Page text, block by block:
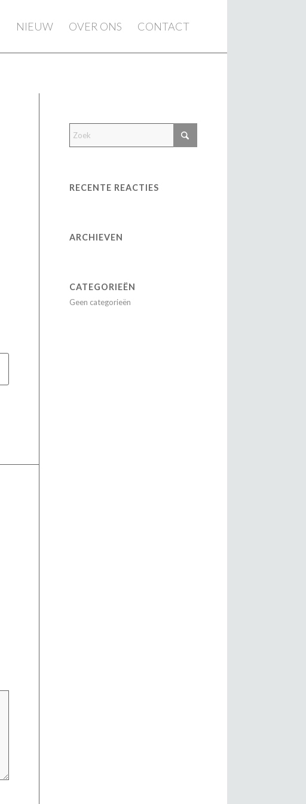
NIEUW OVER ONS CONTACT
RECENTE REACTIES
ARCHIEVEN
CATEGORIEËN
Geen categorieën